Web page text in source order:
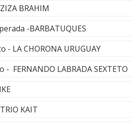
BRAHIM
-BARBATUQUES
- LA CHORONA URUGUAY
- FERNANDO LABRADA SEXTETO
KAIT